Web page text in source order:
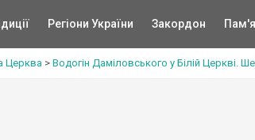
Регіони України Закордон
Церква > Водогін Даміловського у Білій Церкві.